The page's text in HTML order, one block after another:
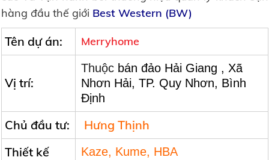
hàng đầu thế giới Best Western (BW)
Tên dự án: Merryhome
Vị trí:
Thuộc bán đảo Hải Giang , Xã
Nhơn Hải, TP. Quy Nhơn, Bình
Định
Chủ đầu tư:
Hưng Thịnh
Thiết kế
Kaze, Kume, HBA